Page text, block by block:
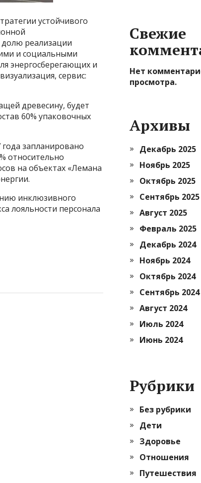
устойчивого
долю реализации
и социальными
энергосберегающих и
сервис:
древесину, будет
60% упаковочных
года запланировано
относительно
на объектах «Лемана
инклюзивного
лояльности персонала
Свежие
Нет
просмотра.
Архивы
Декабрь 2025
Ноябрь 2025
Октябрь 2025
Сентябрь 2025
Август 2025
Февраль 2025
Декабрь 2024
Ноябрь 2024
Октябрь 2024
Сентябрь 2024
Август 2024
Июль 2024
Июнь 2024
Рубрики
Без рубрики
Дети
Здоровье
Отношения
Путешествия